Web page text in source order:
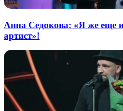
Анна Седокова: «Я же еще
артист»!